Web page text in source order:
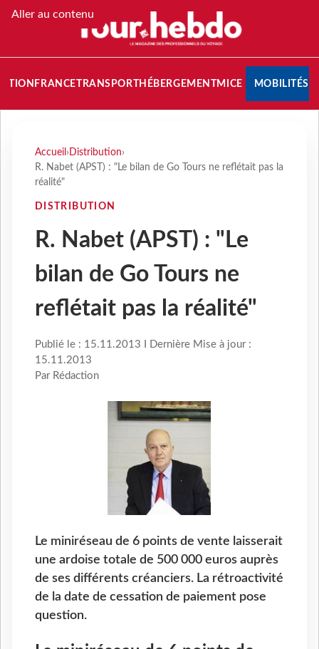
Aller au contenu
FRANCETRANSPORT HÉBERGEMENTMICE MOBILITÉS
Accueil › Distribution›
R. Nabet (APST) : "Le bilan de Go Tours ne reflétait pas la
réalité"
DISTRIBUTION
R. Nabet (APST) : "Le
bilan de Go Tours ne
reflétait pas la réalité"
Publié le : 15.11.2013 I Dernière Mise à jour :
15.11.2013
Par Rédaction
Le miniréseau de 6 points de vente laisserait
une ardoise totale de 500 000 euros auprès
de ses différents créanciers. La rétroactivité
de la date de cessation de paiement pose
question.